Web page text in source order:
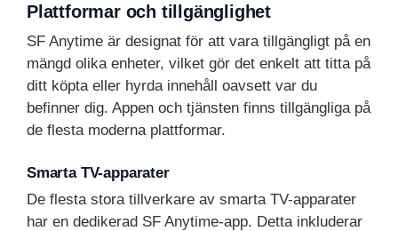
Plattformar och tillgänglighet
SF Anytime är designat för att vara tillgängligt på en
mängd olika enheter, vilket gör det enkelt att titta på
ditt köpta eller hyrda innehåll oavsett var du
befinner dig. Appen och tjänsten finns tillgängliga på
de flesta moderna plattformar.
Smarta TV-apparater
De flesta stora tillverkare av smarta TV-apparater
har en dedikerad SF Anytime-app. Detta inkluderar